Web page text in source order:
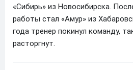
«Сибирь» из Новосибирска.
работы стал «Амур» из
года тренер покинул команду,
расторгнут.